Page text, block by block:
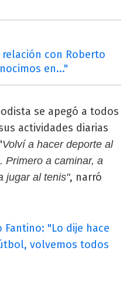
con Roberto
en..."
se apegó a todos
actividades diarias
Volví a hacer deporte al
Primero a caminar, a
jugar al tenis", narró
Fantino: "Lo dije hace
volvemos todos